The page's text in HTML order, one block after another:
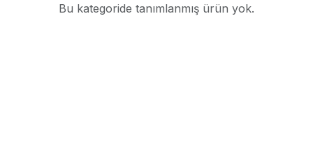
Bu kategoride tanımlanmış ürün yok.